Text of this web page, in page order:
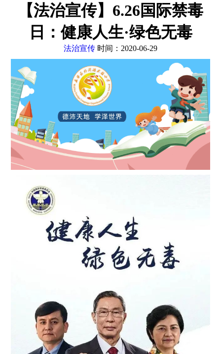
【法治宣传】6.26国际禁毒
日：健康人生·绿色无毒
法治宣传 时间：2020-06-29